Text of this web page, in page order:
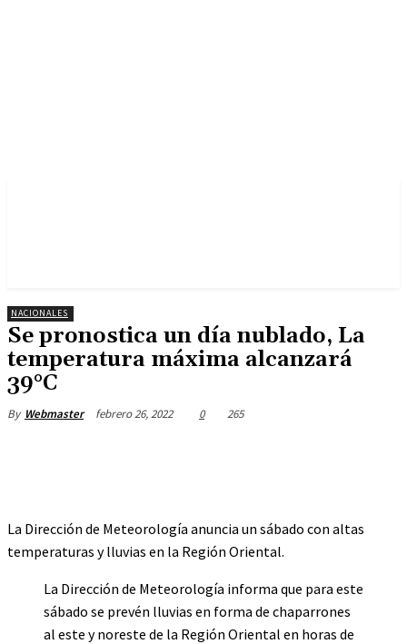
NACIONALES
Se pronostica un día nublado, La
temperatura máxima alcanzará
39°C
By Webmaster febrero 26, 2022 0 265
La Dirección de Meteorología anuncia un sábado con altas
temperaturas y lluvias en la Región Oriental.
La Dirección de Meteorología informa que para este
sábado se prevén lluvias en forma de chaparrones
al este y noreste de la Región Oriental en horas de